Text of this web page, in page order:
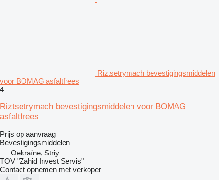
Riztsetrymach bevestigingsmiddelen
voor BOMAG asfaltfrees
4
Riztsetrymach bevestigingsmiddelen voor BOMAG
asfaltfrees
Prijs op aanvraag
Bevestigingsmiddelen
Oekraïne, Striy
TOV "Zahid Invest Servis"
Contact opnemen met verkoper